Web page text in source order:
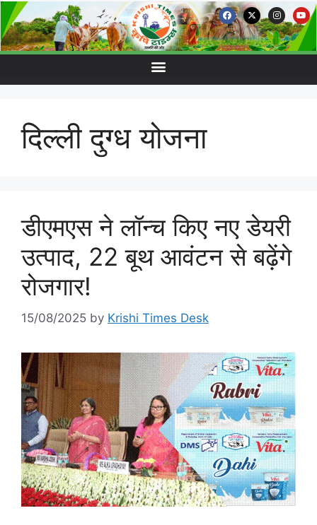
दिल्ली दुग्ध योजना
डीएमएस ने लॉन्च किए नए डेयरी
उत्पाद, 22 बूथ आवंटन से बढ़ेंगे
रोजगार!
15/08/2025 by Krishi Times Desk